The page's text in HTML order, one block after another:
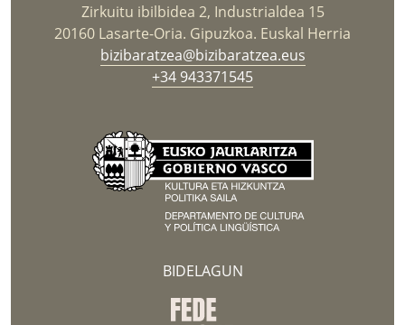
Zirkuitu ibilbidea 2, Industrialdea 15
20160 Lasarte-Oria. Gipuzkoa. Euskal Herria
bizibaratzea@bizibaratzea.eus
+34 943371545
BIDELAGUN